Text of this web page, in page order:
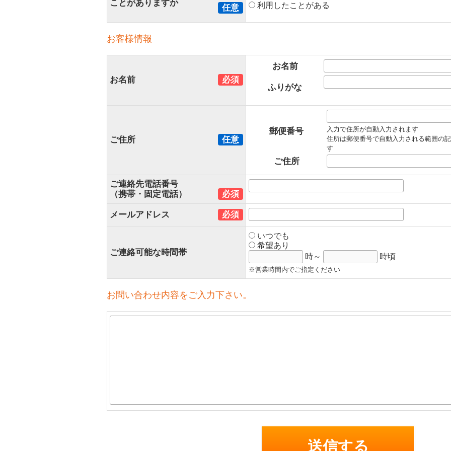
ことがありますか
任意
利用したことがある
お客様情報
お名前 必須
お名前
ふりがな
ご住所 任意
郵便番号
入力で住所が自動入力されます
住所は郵便番号で自動入力される範囲の
す
ご住所
ご連絡先電話番号
（携帯・固定電話）
必須
メールアドレス 必須
ご連絡可能な時間帯
いつでも
希望あり
時～
時頃
※営業時間内でご指定ください
お問い合わせ内容をご入力下さい。